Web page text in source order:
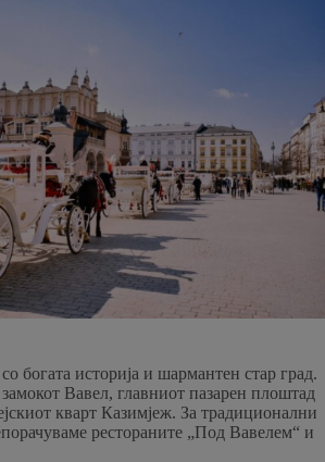
богата историја и шармантен стар град.
Вавел, главниот пазарен плоштад
кварт Казимјеж. За традиционални
рестораните „Под Вавелем“ и